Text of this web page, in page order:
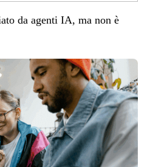
da agenti IA, ma non è